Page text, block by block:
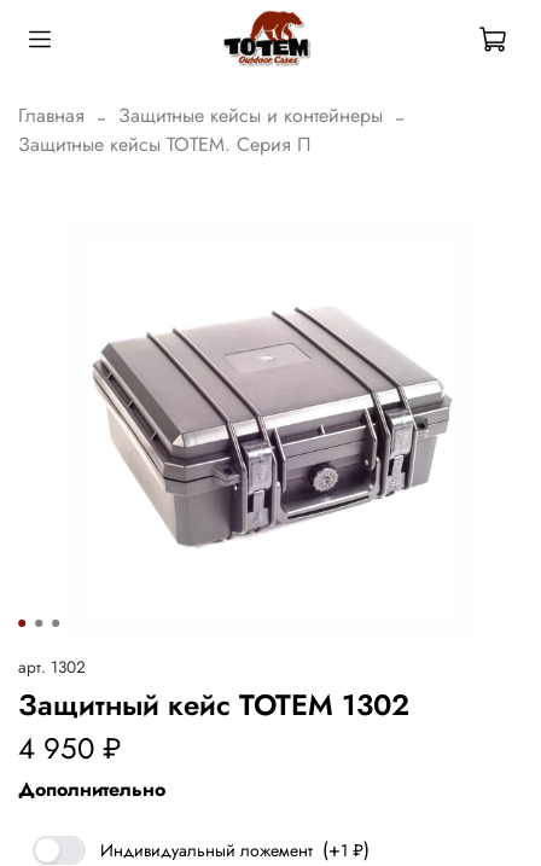
Главная
Защитные кейсы и контейнеры
Защитные кейсы ТОТЕМ. Серия П
арт. 1302
Защитный кейс ТОТЕМ 1302
4 950 ₽
Индивидуальный ложемент (+1 ₽)